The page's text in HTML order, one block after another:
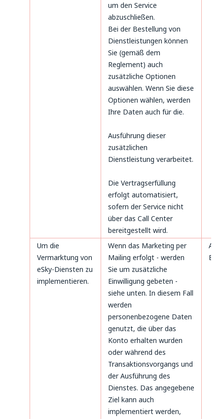
um den Service
abzuschließen.
Bei der Bestellung von
Dienstleistungen können
Sie (gemäß dem
Reglement) auch
zusätzliche Optionen
auswählen. Wenn Sie diese
Optionen wählen, werden
Ihre Daten auch für die.
Ausführung dieser
zusätzlichen
Dienstleistung verarbeitet.
Die Vertragserfüllung
erfolgt automatisiert,
sofern der Service nicht
über das Call Center
bereitgestellt wird.
Um die
Vermarktung von
eSky-Diensten zu
implementieren.
Wenn das Marketing per
Mailing erfolgt - werden
Sie um zusätzliche
Einwilligung gebeten -
siehe unten. In diesem Fall
werden
personenbezogene Daten
genutzt, die über das
Konto erhalten wurden
oder während des
Transaktionsvorgangs und
der Ausführung des
Dienstes. Das angegebene
Ziel kann auch
implementiert werden,
B.